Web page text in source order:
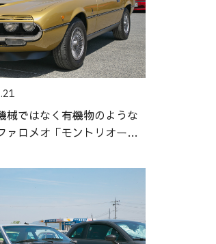
械ではなく有機物のような
ァロメオ「モントリオー